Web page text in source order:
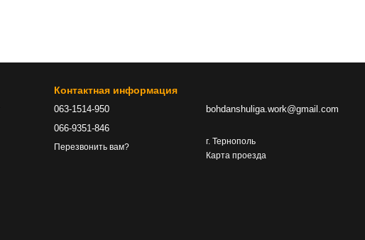
Контактная информация
063-1514-950
066-9351-846
Перезвонить вам?
bohdanshuliga.work@gmail.com
г. Тернополь
Карта проезда